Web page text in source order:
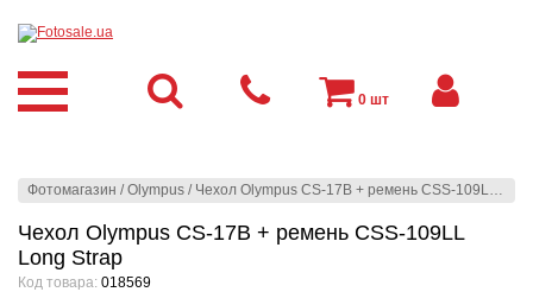
Фотомагазин /Olympus / Чехол Olympus CS-17B + ремень CSS-109LL Long Strap
Чехол Olympus CS-17B + ремень CSS-109LL
Long Strap
Код товара: 018569
0 шт